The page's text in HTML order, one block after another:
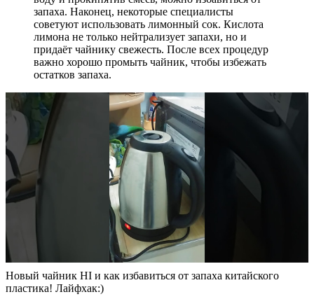
запаха. Наконец, некоторые специалисты
советуют использовать лимонный сок. Кислота
лимона не только нейтрализует запахи, но и
придаёт чайнику свежесть. После всех процедур
важно хорошо промыть чайник, чтобы избежать
остатков запаха.
Новый чайник HI и как избавиться от запаха китайского
пластика! Лайфхак:)